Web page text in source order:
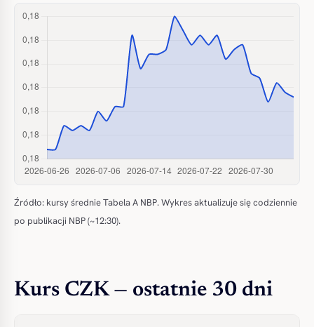
Źródło: kursy średnie Tabela A NBP. Wykres aktualizuje się codziennie
po publikacji NBP (~12:30).
Kurs CZK — ostatnie 30 dni